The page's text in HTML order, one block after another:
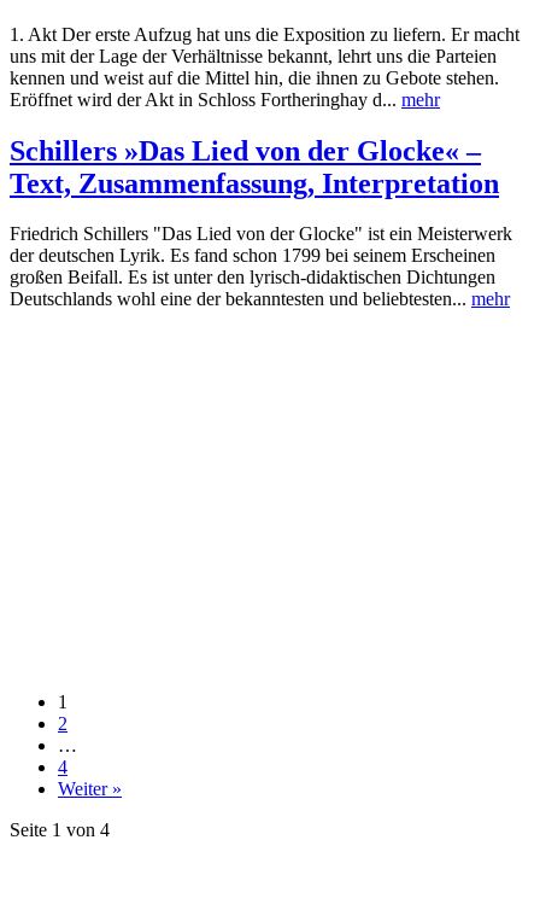
1. Akt Der erste Aufzug hat uns die Exposition zu liefern. Er macht
uns mit der Lage der Verhältnisse bekannt, lehrt uns die Parteien
kennen und weist auf die Mittel hin, die ihnen zu Gebote stehen.
Eröffnet wird der Akt in Schloss Fortheringhay d... mehr
Schillers »Das Lied von der Glocke« –
Text, Zusammenfassung, Interpretation
Friedrich Schillers "Das Lied von der Glocke" ist ein Meisterwerk
der deutschen Lyrik. Es fand schon 1799 bei seinem Erscheinen
großen Beifall. Es ist unter den lyrisch-didaktischen Dichtungen
Deutschlands wohl eine der bekanntesten und beliebtesten... mehr
1
2
…
4
Weiter »
Seite 1 von 4